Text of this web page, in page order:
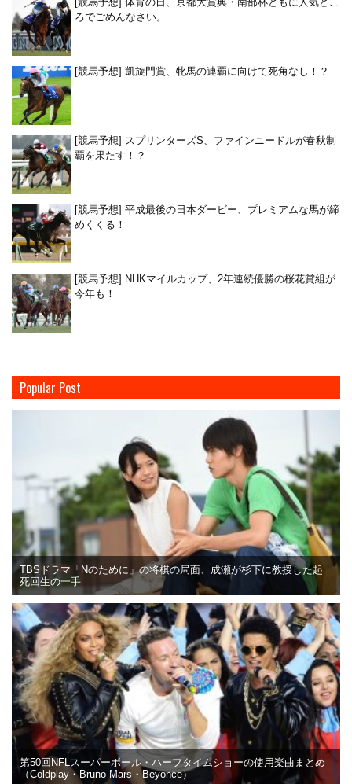
ろでごめんなさい。
[競馬予想] 凱旋門賞、牝馬の連覇に向けて死角なし！？
[競馬予想] スプリンターズS、ファインニードルが春秋制
覇を果たす！？
[競馬予想] 平成最後の日本ダービー、プレミアムな馬が締
めくくる！
[競馬予想] NHKマイルカップ、2年連続優勝の桜花賞組が
今年も！
Popular Post
TBSドラマ「Nのために」の将棋の局面、成瀬が杉下に教授した起
死回生の一手
第50回NFLスーパーボール・ハーフタイムショーの使用楽曲まとめ
（Coldplay・Bruno Mars・Beyonce）